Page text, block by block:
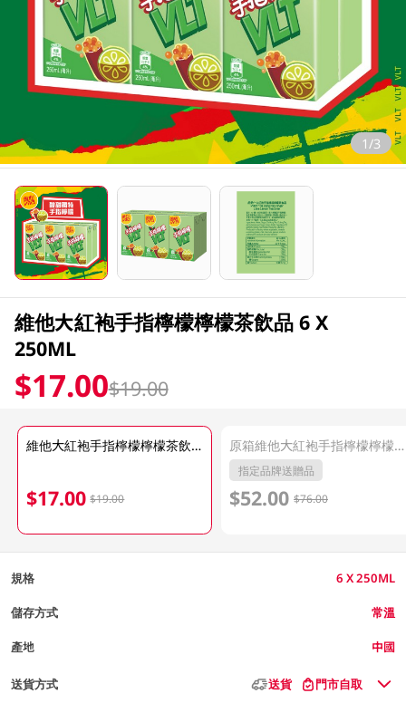
1/3
維他大紅袍手指檸檬檸檬茶飲品 6 X
250ML
$17.00$19.00
維他大紅袍手指檸檬檸檬茶飲品 6 X 250ML
$17.00 $19.00
原箱維他大紅袍手指檸檬檸檬茶飲品 24 X 250ML
指定品牌送贈品
$52.00 $76.00
規格 6 X 250ML
儲存方式 常溫
產地 中國
送貨方式 送貨 門市自取